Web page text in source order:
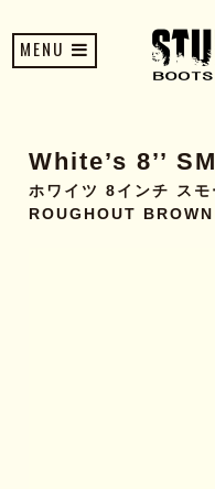
MENU
White’s 8’’
ホワイツ 8インチ ス
ROUGHOUT BROWN